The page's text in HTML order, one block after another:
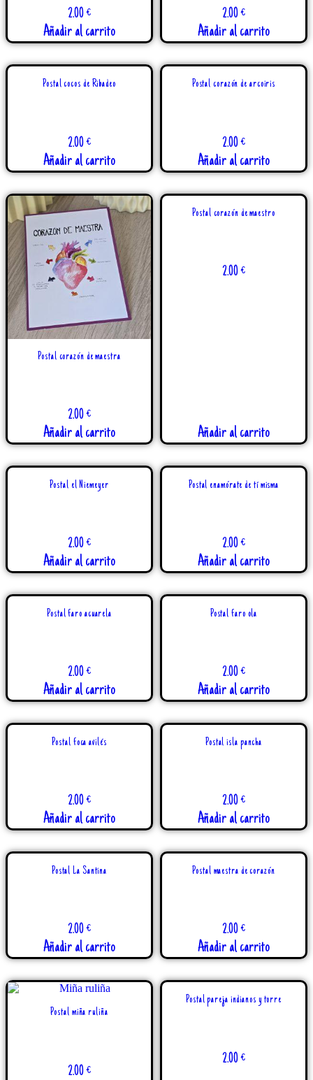
2.00€
Añadir al carrito
2.00€
Añadir al carrito
Postal cocos de Ribadeo
2.00€
Añadir al carrito
Postal corazón de arcoiris
2.00€
Añadir al carrito
Postal corazón de maestra
2.00€
Añadir al carrito
Postal corazón de maestro
2.00€
Añadir al carrito
Postal el Niemeyer
2.00€
Añadir al carrito
Postal enamórate de tí misma
2.00€
Añadir al carrito
Postal faro acuarela
2.00€
Añadir al carrito
Postal faro ola
2.00€
Añadir al carrito
Postal foca avilés
2.00€
Añadir al carrito
Postal isla pancha
2.00€
Añadir al carrito
Postal La Santina
2.00€
Añadir al carrito
Postal maestra de corazón
2.00€
Añadir al carrito
Postal miña ruliña
2.00€
Postal pareja indianos y torre
2.00€